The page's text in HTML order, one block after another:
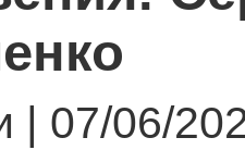
| 07/06/